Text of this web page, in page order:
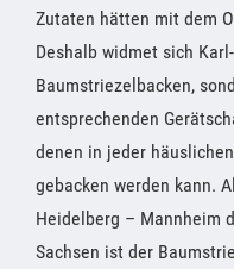
Zutaten hätten mit dem
Deshalb widmet sich
Baumstriezelbacken,
entsprechenden
denen in jeder
gebacken werden kann.
Heidelberg – Mannheim
Sachsen ist der